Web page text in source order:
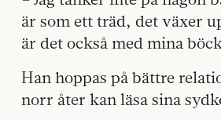
är som ett träd, det växer
är det också med mina
Han hoppas på bättre
norr åter kan läsa sina